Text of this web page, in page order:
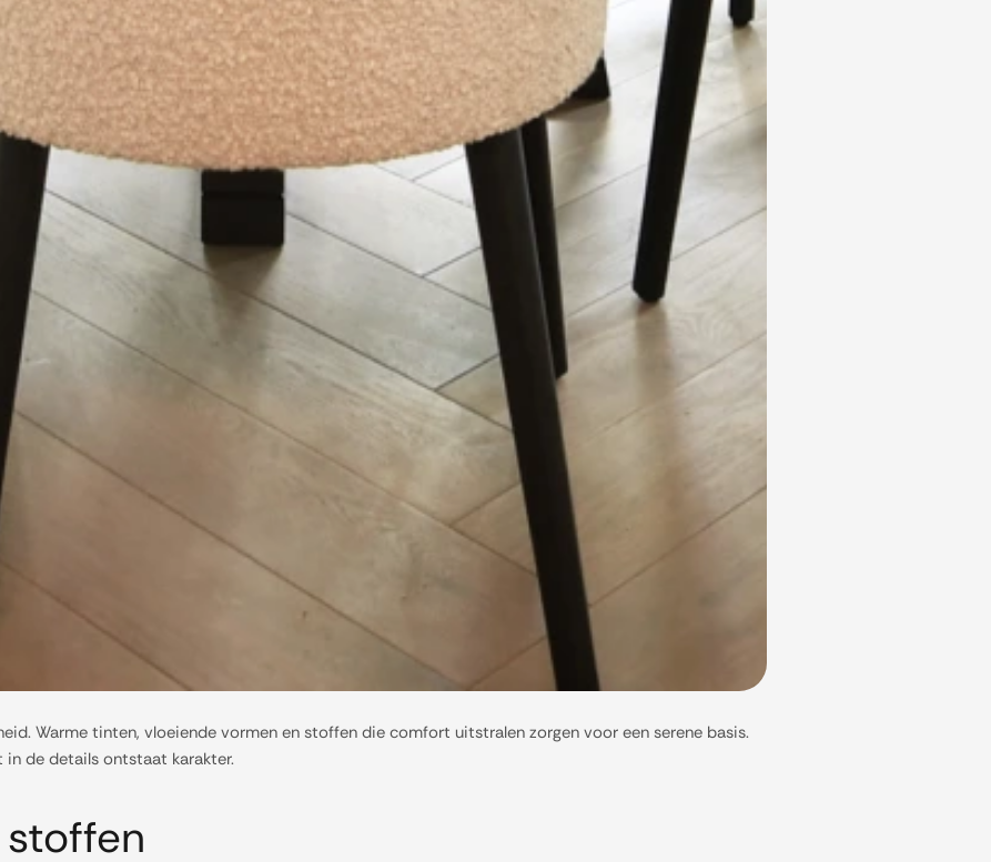
Warme tinten, vloeiende vormen en stoffen die comfort uitstralen zorgen voor een serene basis.
de details ontstaat karakter.